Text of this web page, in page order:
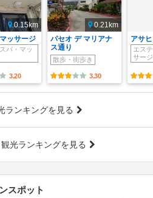
0.15km
ッサージ
パ・マッ
3.20
0.21km
パセオ デ マリアナ
ス通り
散歩・街歩き
3.30
アサ
エス
サージ
ランキングを見る
光ランキングを見る
スポット